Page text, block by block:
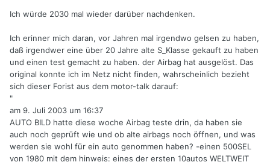
Ich würde 2030 mal wieder darüber nachdenken.
Ich erinner mich daran, vor Jahren mal irgendwo gelsen zu haben,
daß irgendwer eine über 20 Jahre alte S_Klasse gekauft zu haben
und einen test gemacht zu haben. der Airbag hat ausgelöst. Das
original konnte ich im Netz nicht finden, wahrscheinlich bezieht
sich dieser Forist aus dem motor-talk darauf:
"
am 9. Juli 2003 um 16:37
AUTO BILD hatte diese woche Airbag teste drin, da haben sie
auch noch geprüft wie und ob alte airbags noch öffnen, und was
werden sie wohl für ein auto genommen haben? -einen 500SEL
von 1980 mit dem hinweis: eines der ersten 10autos WELTWEIT